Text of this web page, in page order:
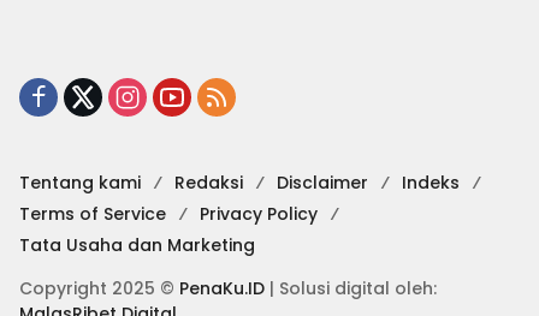
Tentang kami Redaksi Disclaimer
Indeks
Terms of Service
Privacy Policy
Tata Usaha dan Marketing
Copyright 2025 © PenaKu.ID | Solusi digital oleh: